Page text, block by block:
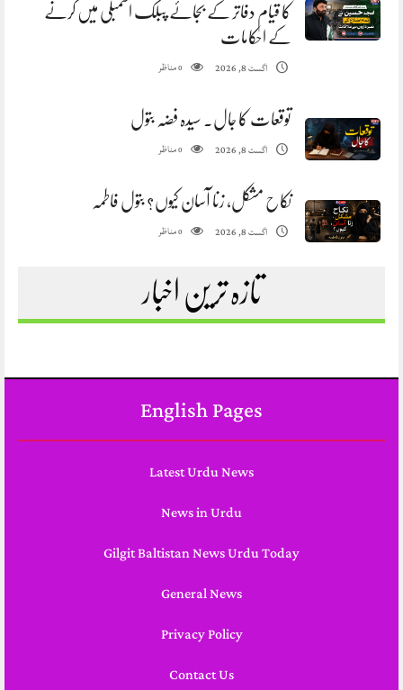
کا قیام دفاتر کے بجائے پبلک اسمبلی میں کرنے
کے احکامات
اگست 8, 2026 0مناظر
توقعات کا جال. سیدہ فضہ بتول
اگست 8, 2026 0مناظر
نکاح مشکل، زنا آسان کیوں؟ بتول فاطمہ
اگست 8, 2026 0مناظر
تازہ ترین اخبار
English Pages
Latest Urdu News
News in Urdu
Gilgit Baltistan News Urdu Today
General News
Privacy Policy
Contact Us